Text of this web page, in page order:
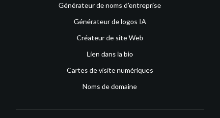
Générateur de noms d’entreprise
Générateur de logos IA
Créateur de site Web
Lien dans la bio
Cartes de visite numériques
Noms de domaine